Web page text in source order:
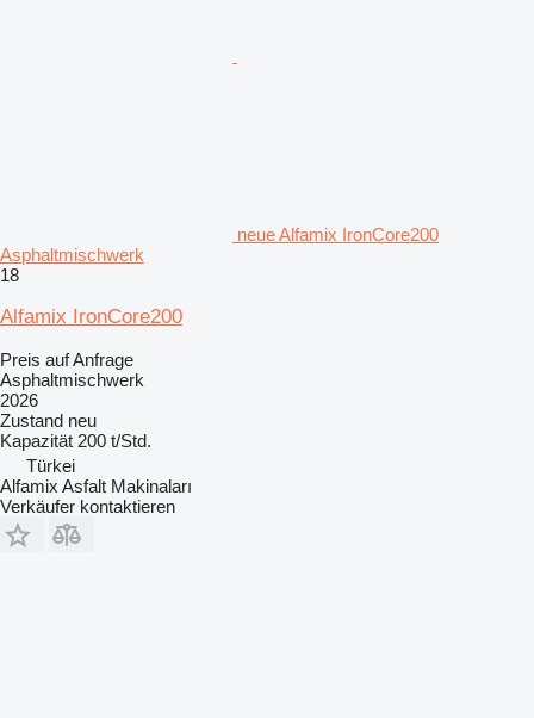
neue Alfamix IronCore200
Asphaltmischwerk
18
Alfamix IronCore200
Preis auf Anfrage
Asphaltmischwerk
2026
Zustand neu
Kapazität 200 t/Std.
Türkei
Alfamix Asfalt Makinaları
Verkäufer kontaktieren